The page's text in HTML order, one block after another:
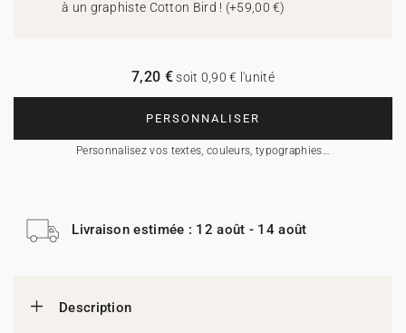
à un graphiste Cotton Bird ! (+59,00 €)
PERSONNALISER
Personnalisez vos textes, couleurs, typographies…
7,20 €soit 0,90 € l'unité
Livraison estimée : 12 août - 14 août
Description